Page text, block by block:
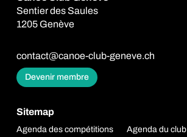
e
:
Sentier des Saules
1205 Genève
contact@canoe-club-geneve.ch
Devenir membre
Sitemap
Agenda des compétitions
Agenda du club